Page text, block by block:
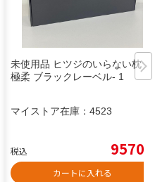
未使用品 ヒツジのいらない枕 -
極柔 ブラックレーベル- 1
マイストア在庫： 4523
税込 9570
カートに入れる